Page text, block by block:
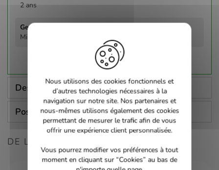
2 ans
Mini Jeux / Party Games
Description
Poser une question
DE LA MÊME CONSOLE
Nous utilisons des cookies fonctionnels et
d’autres technologies nécessaires à la
navigation sur notre site. Nos partenaires et
nous-mêmes utilisons également des cookies
permettant de mesurer le trafic afin de vous
offrir une expérience client personnalisée.
Vous pourrez modifier vos préférences à tout
moment en cliquant sur “Cookies” au bas de